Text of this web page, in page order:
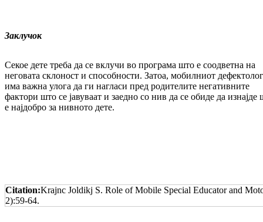
Заклучок
Секое дете треба да се вклучи во програма што е соодветна на
неговата склоност и способности. Затоа, мобилниот дефектолог
има важна улога да ги нагласи пред родителите негативните
фактори што се јавуваат и заедно со нив да се обиде да изнајде
е најдобро за нивното дете.
Citation:Krajnc Joldikj S. Role of Mobile Special Educator and
2):59-64.